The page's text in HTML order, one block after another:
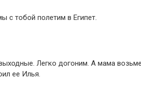
с тобой полетим в Египет.
Легко догоним. А мама
ее Илья.